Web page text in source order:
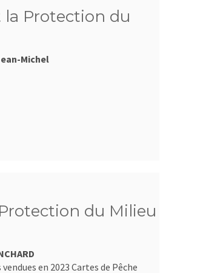
la Protection du
Michel
du Milieu
en 2023 Cartes de Pêche